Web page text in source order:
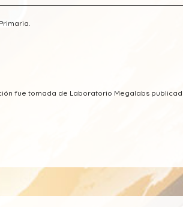
fue tomada de Laboratorio Megalabs